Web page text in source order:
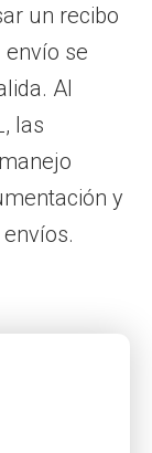
un recibo
se
Al
las
y